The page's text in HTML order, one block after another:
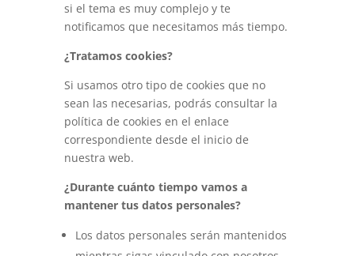
si el tema es muy complejo y te
notificamos que necesitamos más tiempo.
¿Tratamos cookies?
Si usamos otro tipo de cookies que no
sean las necesarias, podrás consultar la
política de cookies en el enlace
correspondiente desde el inicio de
nuestra web.
¿Durante cuánto tiempo vamos a
mantener tus datos personales?
Los datos personales serán mantenidos